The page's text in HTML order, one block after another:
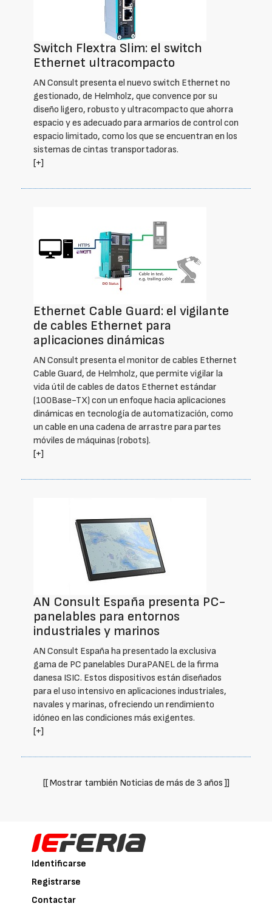
Switch Flextra Slim: el switch
Ethernet ultracompacto
AN Consult presenta el nuevo switch Ethernet no
gestionado, de Helmholz, que convence por su
diseño ligero, robusto y ultracompacto que ahorra
espacio y es adecuado para armarios de control con
espacio limitado, como los que se encuentran en los
sistemas de cintas transportadoras.
[+]
Ethernet Cable Guard: el vigilante
de cables Ethernet para
aplicaciones dinámicas
AN Consult presenta el monitor de cables Ethernet
Cable Guard, de Helmholz, que permite vigilar la
vida útil de cables de datos Ethernet estándar
(100Base-TX) con un enfoque hacia aplicaciones
dinámicas en tecnología de automatización, como
un cable en una cadena de arrastre para partes
móviles de máquinas (robots).
[+]
AN Consult España presenta PC-
panelables para entornos
industriales y marinos
AN Consult España ha presentado la exclusiva
gama de PC panelables DuraPANEL de la firma
danesa ISIC. Estos dispositivos están diseñados
para el uso intensivo en aplicaciones industriales,
navales y marinas, ofreciendo un rendimiento
idóneo en las condiciones más exigentes.
[+]
[[ Mostrar también Noticias de más de 3 años ]]
Identificarse
Registrarse
Contactar